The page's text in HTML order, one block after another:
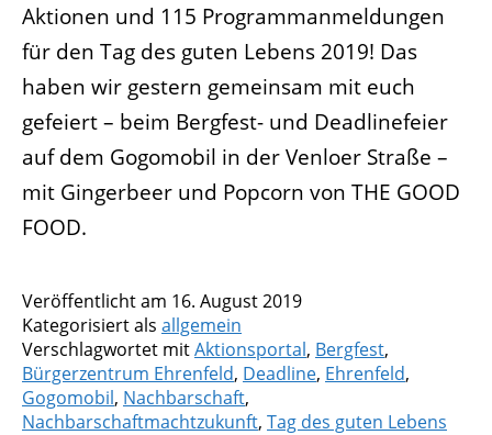
Aktionen und 115 Programmanmeldungen
für den Tag des guten Lebens 2019! Das
haben wir gestern gemeinsam mit euch
gefeiert – beim Bergfest- und Deadlinefeier
auf dem Gogomobil in der Venloer Straße –
mit Gingerbeer und Popcorn von THE GOOD
FOOD.
Veröffentlicht am 16. August 2019
Kategorisiert als allgemein
Verschlagwortet mitAktionsportal, Bergfest,
Bürgerzentrum Ehrenfeld, Deadline, Ehrenfeld,
Gogomobil, Nachbarschaft,
Nachbarschaftmachtzukunft, Tag des guten Lebens